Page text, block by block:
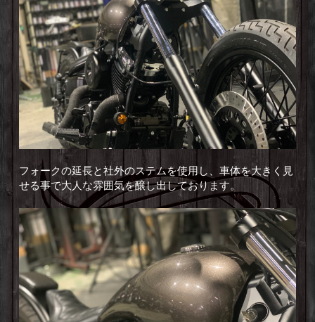
フォークの延長と社外のステムを使用し、車体を大きく見
せる事で大人な雰囲気を醸し出しております。